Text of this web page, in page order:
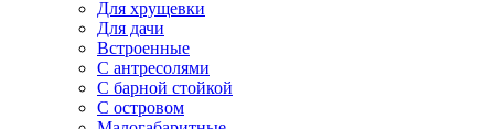
Для хрущевки
Для дачи
Встроенные
С антресолями
С барной стойкой
С островом